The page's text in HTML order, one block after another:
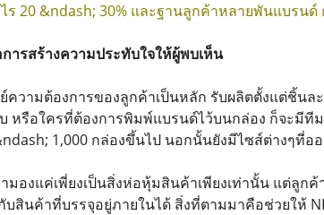
ร 20 &ndash; 30% และฐานลูกค้าหลายพันแบรน
รสร้างความประทับใจให้ผู้พบเห็น
วามต้องการของลูกค้าเป็นหลัก รับผลิตตั้งแต่ชิ้นล
หรือใครที่ต้องการพิมพ์แบรนด์ไว้บนกล่อง ก็จะมีที
1,000 กล่องขึ้นไป นอกนั้นยังมีไซส์ต่างๆ
องแค่เพี่ยงเป็นสิ่งห่อหุ้มสินค้าเพียงเท่านั้น แต่ลูก
สินค้าที่บรรจุอยู่ภายในได้ สิ่งที่ตามมาคือช่วยให้